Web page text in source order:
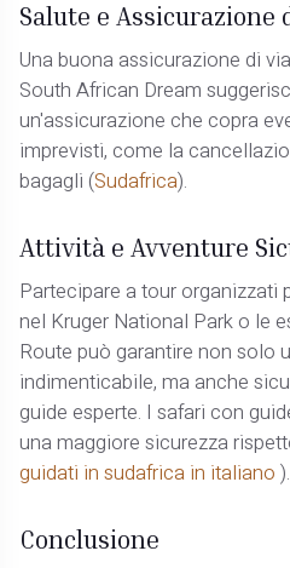
Salute e Assicurazione
Una buona assicurazione di
South African Dream
un'assicurazione che copra
imprevisti, come la
bagagli​ (Sudafrica)​.
Attività e Avventure
Partecipare a tour organizzati
nel Kruger National Park o le
Route può garantire non solo
indimenticabile, ma anche
guide esperte. I safari con
una maggiore sicurezza
guidati in sudafrica in italiano )​.
Conclusione